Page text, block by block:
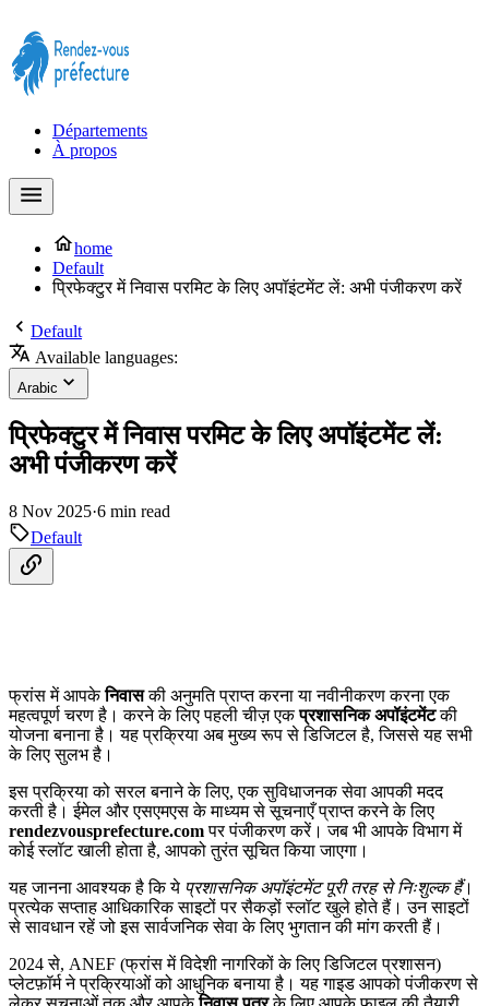
Départements
À propos
home
Default
प्रिफेक्टुर में निवास परमिट के लिए अपॉइंटमेंट लें: अभी पंजीकरण करें
Default
Available languages:
Arabic
प्रिफेक्टुर में निवास परमिट के लिए अपॉइंटमेंट लें:
अभी पंजीकरण करें
8 Nov 2025·6 min read
Default
फ्रांस में आपकेनिवासकी अनुमति प्राप्त करना या नवीनीकरण करना एक
महत्वपूर्ण चरण है। करने के लिए पहली चीज़ एकप्रशासनिक अपॉइंटमेंटकी
योजना बनाना है। यह प्रक्रिया अब मुख्य रूप से डिजिटल है, जिससे यह सभी
के लिए सुलभ है।
इस प्रक्रिया को सरल बनाने के लिए, एक सुविधाजनक सेवा आपकी मदद
करती है। ईमेल और एसएमएस के माध्यम से सूचनाएँ प्राप्त करने के लिए
rendezvousprefecture.comपर पंजीकरण करें। जब भी आपके विभाग में
कोई स्लॉट खाली होता है, आपको तुरंत सूचित किया जाएगा।
यह जानना आवश्यक है कि ये प्रशासनिक अपॉइंटमेंट पूरी तरह से निःशुल्क हैं।
प्रत्येक सप्ताह आधिकारिक साइटों पर सैकड़ों स्लॉट खुले होते हैं। उन साइटों
से सावधान रहें जो इस सार्वजनिक सेवा के लिए भुगतान की मांग करती हैं।
2024 से, ANEF (फ्रांस में विदेशी नागरिकों के लिए डिजिटल प्रशासन)
प्लेटफ़ॉर्म ने प्रक्रियाओं को आधुनिक बनाया है। यह गाइड आपको पंजीकरण से